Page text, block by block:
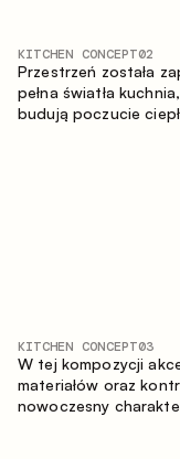
KITCHEN CONCEPT02
Przestrzeń została
pełna światła
budują poczucie
KITCHEN CONCEPT03
W tej kompozycji
materiałów oraz
nowoczesny
nasyconą, taktylną